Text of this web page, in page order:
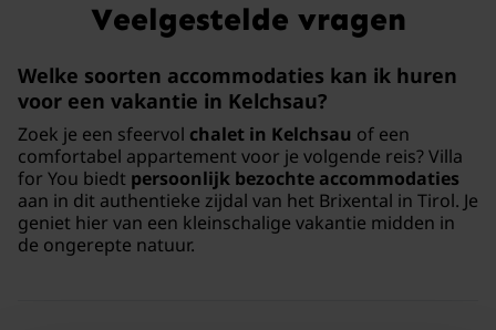
Veelgestelde vragen
Welke soorten accommodaties kan ik huren
voor een vakantie in Kelchsau?
Zoek je een sfeervol chalet in Kelchsau of een
comfortabel appartement voor je volgende reis? Villa
for You biedt persoonlijk bezochte accommodaties
aan in dit authentieke zijdal van het Brixental in Tirol. Je
geniet hier van een kleinschalige vakantie midden in
de ongerepte natuur.